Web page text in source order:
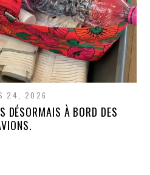
24, 2026
DÉSORMAIS À BORD DES